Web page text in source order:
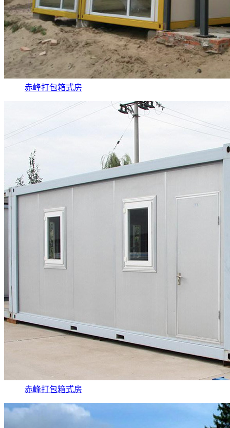
赤峰打包箱式房
赤峰打包箱式房